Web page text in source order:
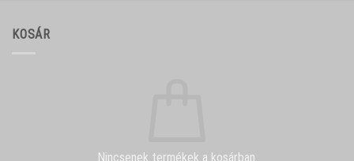
KOSÁR
Nincsenek termékek a kosárban.